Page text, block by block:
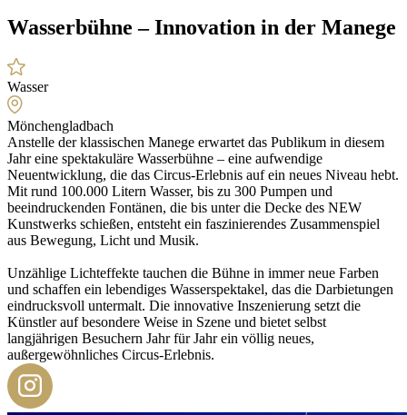
Wasserbühne – Innovation in der Manege
Wasser
Mönchengladbach
Anstelle der klassischen Manege erwartet das Publikum in diesem
Jahr eine spektakuläre Wasserbühne – eine aufwendige
Neuentwicklung, die das Circus-Erlebnis auf ein neues Niveau hebt.
Mit rund 100.000 Litern Wasser, bis zu 300 Pumpen und
beeindruckenden Fontänen, die bis unter die Decke des NEW
Kunstwerks schießen, entsteht ein faszinierendes Zusammenspiel
aus Bewegung, Licht und Musik.
Unzählige Lichteffekte tauchen die Bühne in immer neue Farben
und schaffen ein lebendiges Wasserspektakel, das die Darbietungen
eindrucksvoll untermalt. Die innovative Inszenierung setzt die
Künstler auf besondere Weise in Szene und bietet selbst
langjährigen Besuchern Jahr für Jahr ein völlig neues,
außergewöhnliches Circus-Erlebnis.